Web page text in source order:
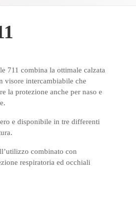
711 combina la ottimale calzata
visore intercambiabile che
la protezione anche per naso e
e disponibile in tre differenti
combinato con
respiratoria ed occhiali